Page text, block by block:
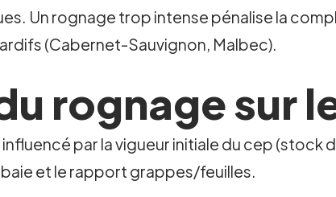
Un rognage trop intense pénalise la
(Cabernet-Sauvignon, Malbec).
rognage sur
par la vigueur initiale du cep (stock
et le rapport grappes/feuilles.